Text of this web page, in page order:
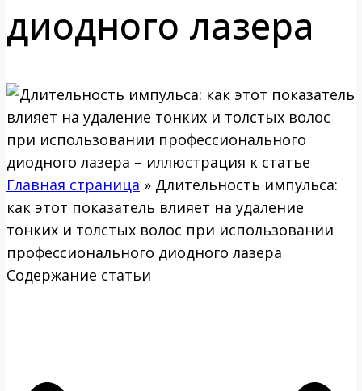
диодного лазера
Главная страница » Длительность импульса:
как этот показатель влияет на удаление
тонких и толстых волос при использовании
профессионального диодного лазера
Содержание статьи